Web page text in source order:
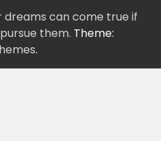
dreams can come true if
them. Theme:
.